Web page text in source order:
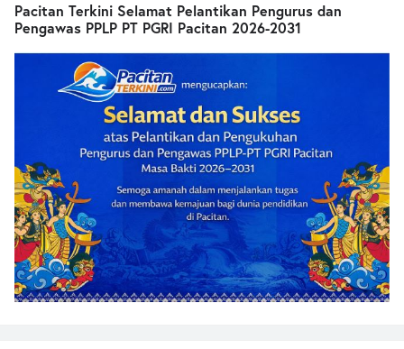
Pacitan Terkini Selamat Pelantikan Pengurus dan
Pengawas PPLP PT PGRI Pacitan 2026-2031